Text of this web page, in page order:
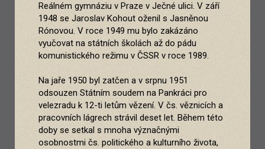
Reálném gymnáziu v Praze v Ječné ulici. V září
1948 se Jaroslav Kohout oženil s Jasněnou
Rónovou. V roce 1949 mu bylo zakázáno
vyučovat na státních školách až do pádu
komunistického režimu v ČSSR v roce 1989.
Na jaře 1950 byl zatčen a v srpnu 1951
odsouzen Státním soudem na Pankráci pro
velezradu k 12-ti letům vězení. V čs. věznicích a
pracovních lágrech strávil deset let. Během této
doby se setkal s mnoha význačnými
osobnostmi čs. politického a kulturního života,